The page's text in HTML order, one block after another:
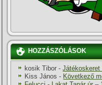
HOZZÁSZÓLÁSOK
kosik Tibor -
Kiss János - Következő